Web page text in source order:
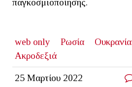
web only
Ρωσία Ουκρανία
Ακροδεξιά
25 Μαρτίου 2022